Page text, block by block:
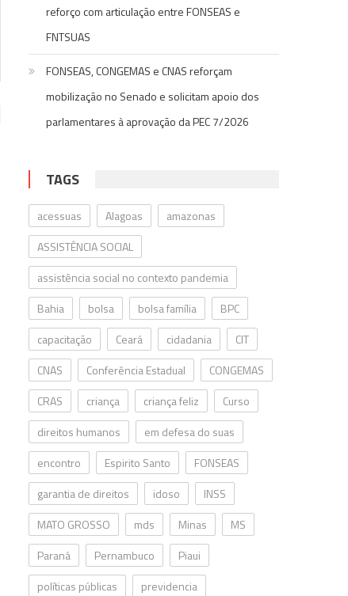
reforço com articulação entre FONSEAS e
FNTSUAS
FONSEAS, CONGEMAS e CNAS reforçam
mobilização no Senado e solicitam apoio dos
parlamentares à aprovação da PEC 7/2026
TAGS
acessuas Alagoas
amazonas
ASSISTÊNCIA SOCIAL
assistência social no contexto pandemia
Bahia
bolsa bolsa família
BPC
capacitação
Ceará cidadania
CIT
CNAS
Conferência Estadual
CONGEMAS
CRAS
criança criança feliz
Curso
direitos humanos
em defesa do suas
encontro
Espirito Santo
FONSEAS
garantia de direitos
idoso
INSS
MATO GROSSO
mds Minas
MS
Paraná
Pernambuco
Piaui
políticas públicas
previdencia